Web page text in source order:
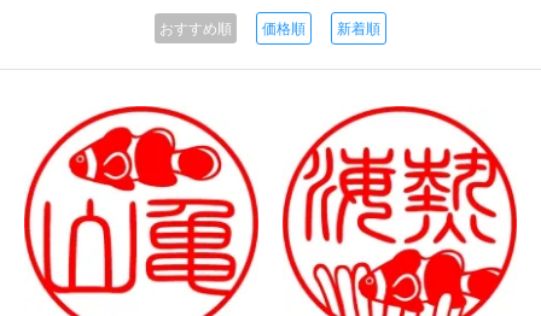
おすすめ順 価格順 新着順